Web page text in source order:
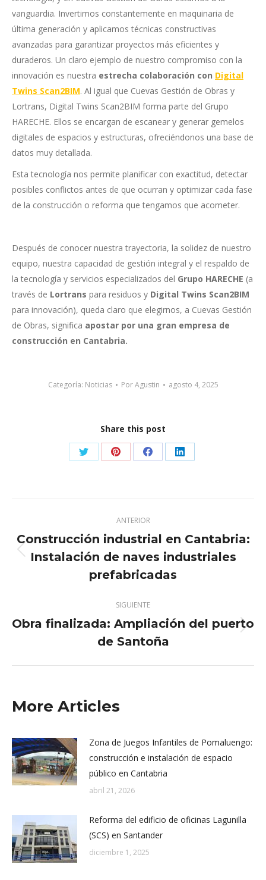
vanguardia. Invertimos constantemente en maquinaria de
última generación y aplicamos técnicas constructivas
avanzadas para garantizar proyectos más eficientes y
duraderos. Un claro ejemplo de nuestro compromiso con la
innovación es nuestra estrecha colaboración con Digital
Twins Scan2BIM. Al igual que Cuevas Gestión de Obras y
Lortrans, Digital Twins Scan2BIM forma parte del Grupo
HARECHE. Ellos se encargan de escanear y generar gemelos
digitales de espacios y estructuras, ofreciéndonos una base de
datos muy detallada.
Esta tecnología nos permite planificar con exactitud, detectar
posibles conflictos antes de que ocurran y optimizar cada fase
de la construcción o reforma que tengamos que acometer.
Después de conocer nuestra trayectoria, la solidez de nuestro
equipo, nuestra capacidad de gestión integral y el respaldo de
la tecnología y servicios especializados del Grupo HARECHE (a
través de Lortrans para residuos y Digital Twins Scan2BIM
para innovación), queda claro que elegirnos, a Cuevas Gestión
de Obras, significa apostar por una gran empresa de
construcción en Cantabria.
Categoría: Noticias PorAgustin agosto 4, 2025
Share this post
Share
Twitter
Share
Pinterest
Share
Facebook
Share
LinkedIn
entre
publicaciones
ANTERIOR
Publicación
anterior:
Construcción industrial en Cantabria:
Instalación de naves industriales
prefabricadas
SIGUIENTE
Publicación
siguiente:
Obra finalizada: Ampliación del puerto
de Santoña
More Articles
Zona de Juegos Infantiles de Pomaluengo:
construcción e instalación de espacio
público en Cantabria
abril 21, 2026
Reforma del edificio de oficinas Lagunilla
(SCS) en Santander
diciembre 1, 2025